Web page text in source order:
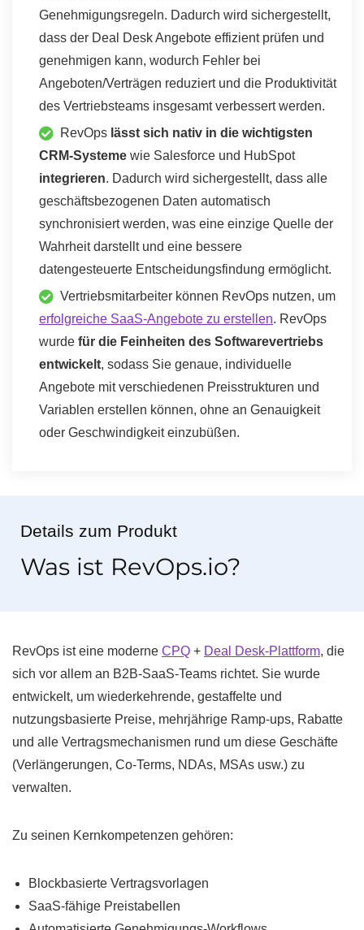
Genehmigungsregeln. Dadurch wird sichergestellt,
dass der Deal Desk Angebote effizient prüfen und
genehmigen kann, wodurch Fehler bei
Angeboten/Verträgen reduziert und die Produktivität
des Vertriebsteams insgesamt verbessert werden.
RevOps lässt sich nativ in die wichtigsten
CRM-Systeme wie Salesforce und HubSpot
integrieren. Dadurch wird sichergestellt, dass alle
geschäftsbezogenen Daten automatisch
synchronisiert werden, was eine einzige Quelle der
Wahrheit darstellt und eine bessere
datengesteuerte Entscheidungsfindung ermöglicht.
Vertriebsmitarbeiter können RevOps nutzen, um
erfolgreiche SaaS-Angebote zu erstellen. RevOps
wurde für die Feinheiten des Softwarevertriebs
entwickelt, sodass Sie genaue, individuelle
Angebote mit verschiedenen Preisstrukturen und
Variablen erstellen können, ohne an Genauigkeit
oder Geschwindigkeit einzubüßen.
Details zum Produkt
Was ist RevOps.io?
RevOps ist eine moderne CPQ + Deal Desk-Plattform, die
sich vor allem an B2B-SaaS-Teams richtet. Sie wurde
entwickelt, um wiederkehrende, gestaffelte und
nutzungsbasierte Preise, mehrjährige Ramp-ups, Rabatte
und alle Vertragsmechanismen rund um diese Geschäfte
(Verlängerungen, Co-Terms, NDAs, MSAs usw.) zu
verwalten.
Zu seinen Kernkompetenzen gehören:
Blockbasierte Vertragsvorlagen
SaaS-fähige Preistabellen